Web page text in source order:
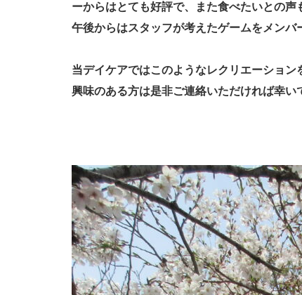
ーからはとても好評で、また食べたいとの声
午後からはスタッフが考えたゲームをメンバ
当デイケアではこのようなレクリエーション
興味のある方は是非ご連絡いただければ幸い